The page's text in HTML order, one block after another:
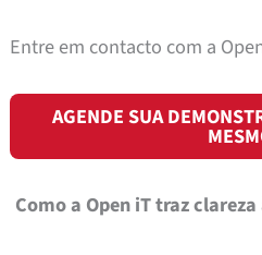
Entre em contacto com a
AGENDE SUA
Como a Open iT traz